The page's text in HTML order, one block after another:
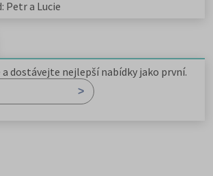
Petr a Lucie
dostávejte nejlepší nabídky jako první.